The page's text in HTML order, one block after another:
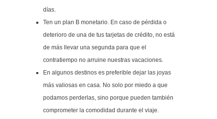
días.
Ten un plan B monetario. En caso de pérdida o
deterioro de una de tus tarjetas de crédito, no está
de más llevar una segunda para que el
contratiempo no arruine nuestras vacaciones.
En algunos destinos es preferible dejar las joyas
más valiosas en casa. No solo por miedo a que
podamos perderlas, sino porque pueden también
comprometer la comodidad durante el viaje.